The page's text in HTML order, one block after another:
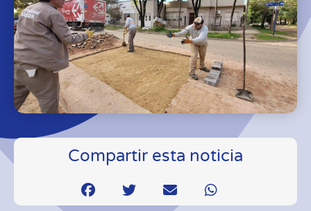
Compartir esta noticia